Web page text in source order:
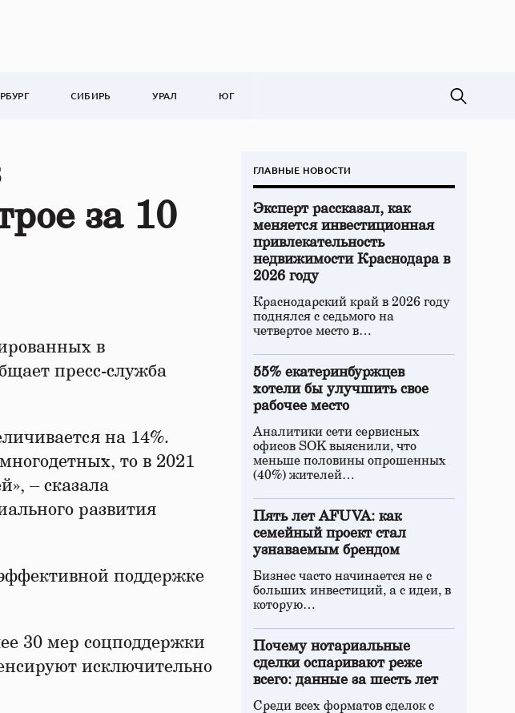
СИБИРЬ УРАЛ ЮГ
за 10
в
пресс-служба
на 14%.
то в 2021
– сказала
развития
поддержке
30 мер соцподдержки
исключительно
ГЛАВНЫЕ НОВОСТИ
Эксперт рассказал, как
меняется инвестиционная
привлекательность
недвижимости Краснодара в
2026 году
Краснодарский край в 2026 году
поднялся с седьмого на
четвертое место в…
55% екатеринбуржцев
хотели бы улучшить свое
рабочее место
Аналитики сети сервисных
офисов SOK выяснили, что
меньше половины опрошенных
(40%) жителей…
Пять лет AFUVA: как
семейный проект стал
узнаваемым брендом
Бизнес часто начинается не с
больших инвестиций, а с идеи, в
которую…
Почему нотариальные
сделки оспаривают реже
всего: данные за шесть лет
Среди всех форматов сделок с